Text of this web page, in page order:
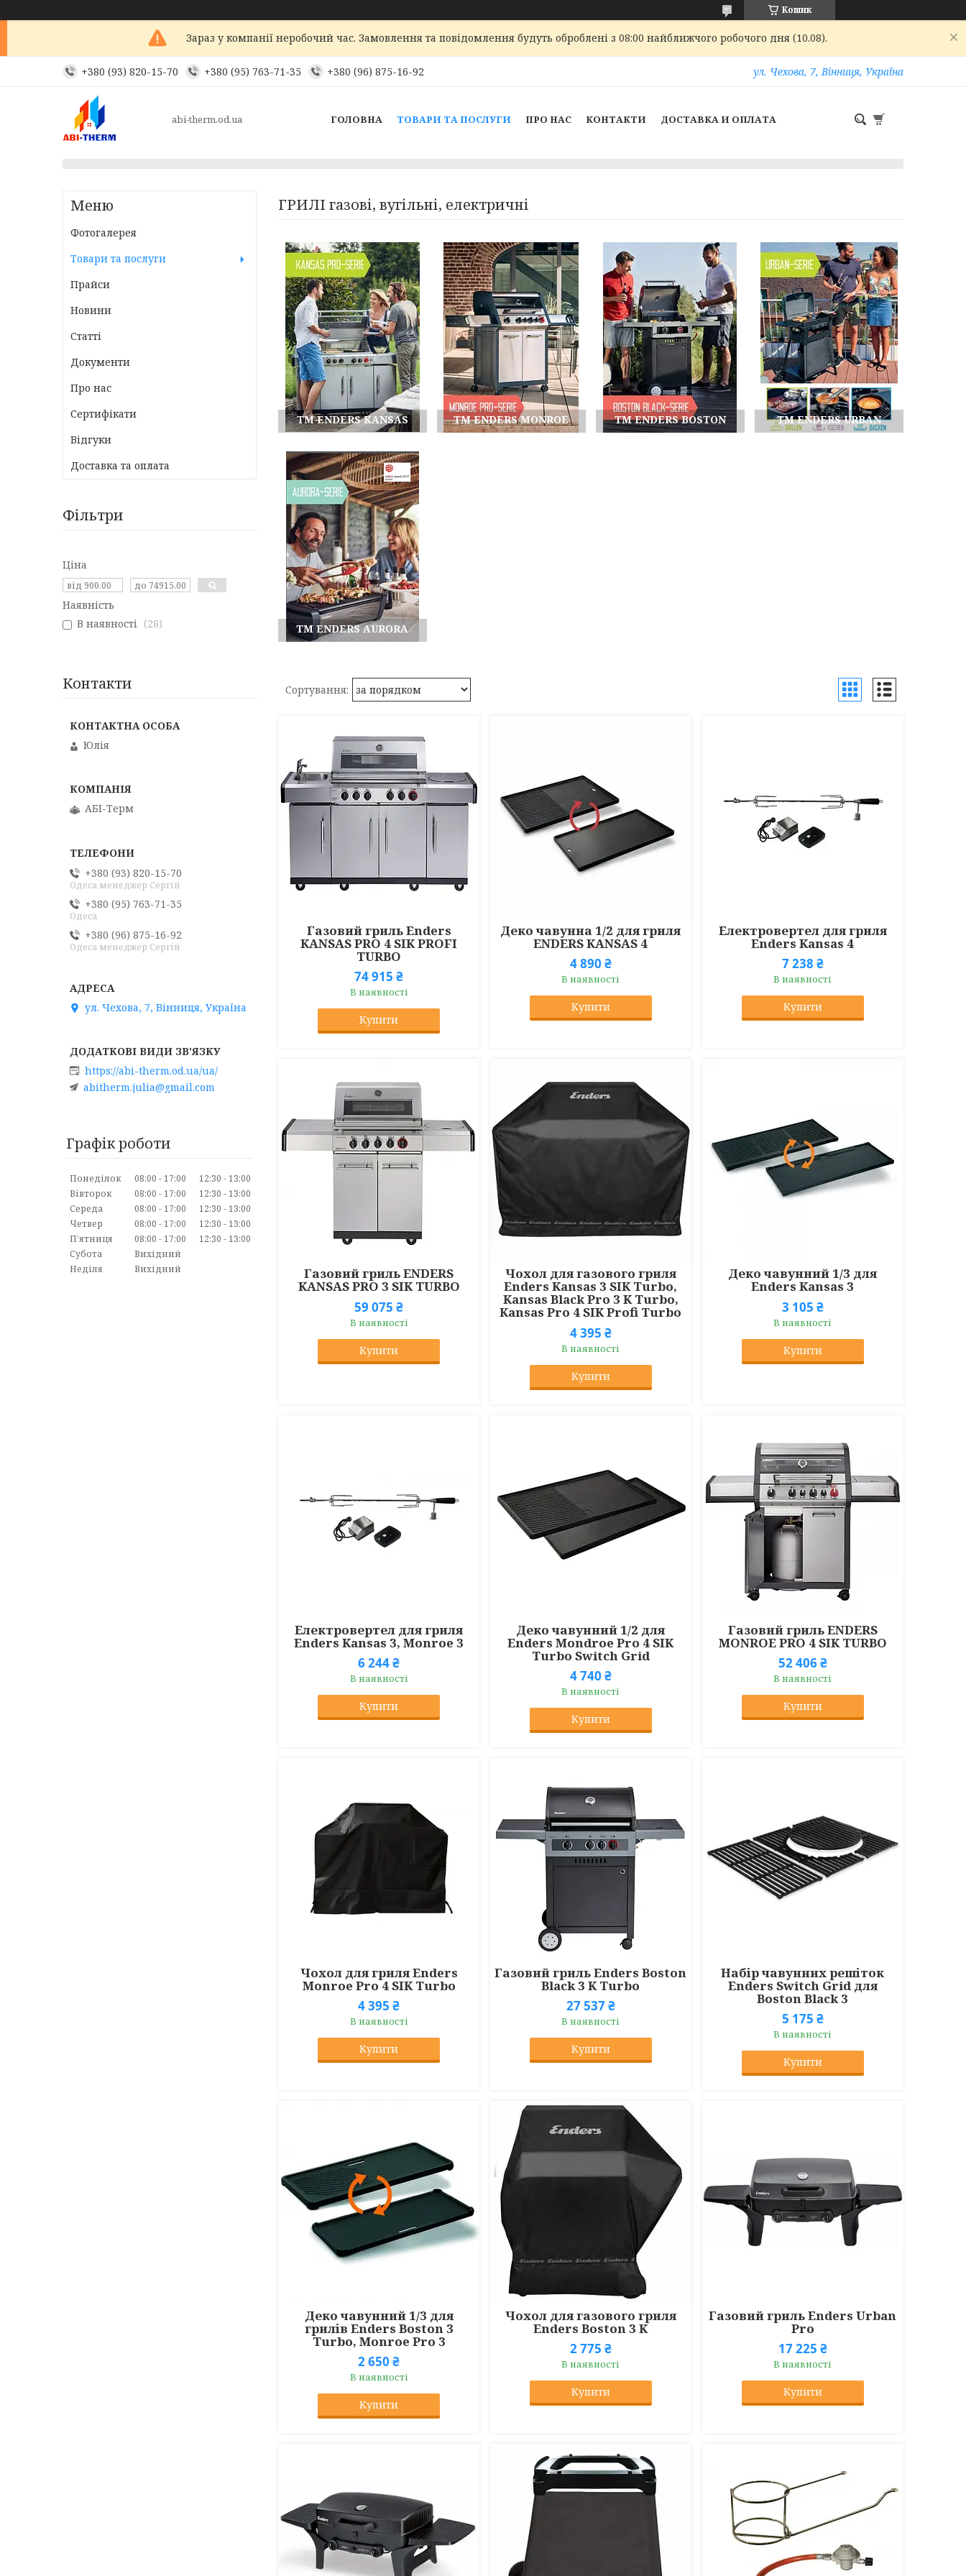
Кошик
Зараз у компанії неробочий час. Замовлення та повідомлення будуть оброблені з 08:00 найближчого робочого дня (10.08).
+380 (93) 820-15-70 +380 (95) 763-71-35 +380 (96) 875-16-92 ул. Чехова, 7, Вінниця, Україна
abi-therm.od.ua ГОЛОВНА ТОВАРИ ТА ПОСЛУГИ ПРО НАС КОНТАКТИ ДОСТАВКА И ОПЛАТА
ГРИЛІ газові, вугільні, електричні
TM ENDERS KANSAS TM ENDERS MONROE TM ENDERS BOSTON TM ENDERS URBAN
TM ENDERS AURORA
Газовий гриль Enders
KANSAS PRO 4 SIK PROFI
TURBO
74 915 ₴
В наявності
Купити
Деко чавунна 1/2 для гриля
ENDERS KANSAS 4
4 890 ₴
В наявності
Купити
Електровертел для гриля
Enders Kansas 4
7 238 ₴
В наявності
Купити
Газовий гриль ENDERS
KANSAS PRO 3 SIK TURBO
59 075 ₴
В наявності
Купити
Чохол для газового гриля
Enders Kansas 3 SIK Turbo,
Kansas Black Pro 3 K Turbo,
Kansas Pro 4 SIK Profi Turbo
4 395 ₴
В наявності
Купити
Деко чавунний 1/3 для
Enders Kansas 3
3 105 ₴
В наявності
Купити
Електровертел для гриля
Enders Kansas 3, Monroe 3
6 244 ₴
В наявності
Купити
Деко чавунний 1/2 для
Enders Mondroe Pro 4 SIK
Turbo Switch Grid
4 740 ₴
В наявності
Купити
Газовий гриль ENDERS
MONROE PRO 4 SIK TURBO
52 406 ₴
В наявності
Купити
Чохол для гриля Enders
Monroe Pro 4 SIK Turbo
4 395 ₴
В наявності
Купити
Газовий гриль Enders Boston
Black 3 K Turbo
27 537 ₴
В наявності
Купити
Набір чавунних решіток
Enders Switch Grid для
Boston Black 3
5 175 ₴
В наявності
Купити
Деко чавунний 1/3 для
грилів Enders Boston 3
Turbo, Monroe Pro 3
2 650 ₴
В наявності
Купити
Чохол для газового гриля
Enders Boston 3 K
2 775 ₴
В наявності
Купити
Газовий гриль Enders Urban
Pro
17 225 ₴
В наявності
Купити
Фотогалерея
Товари та послуги
Прайси
Новини
Статті
Документи
Про нас
Сертифікати
Відгуки
Доставка та оплата
Фільтри
Ціна
Наявність
В наявності
28
Контакти
Юлія
АБІ-Терм
+380 (93) 820-15-70
Одеса менеджер Сергій
+380 (95) 763-71-35
Одеса
+380 (96) 875-16-92
Одеса менеджер Сергій
ул. Чехова, 7, Вінниця, Україна
https://abi-therm.od.ua/ua/
abitherm.julia@gmail.com
Графік роботи
Понеділок 08:00 17:00 12:30
13:00
Вівторок
08:00 17:00 12:30
13:00
Середа
08:00 17:00 12:30
13:00
Четвер
08:00 17:00 12:30
13:00
Пʼятниця
08:00 17:00 12:30
13:00
Субота
Вихідний
Неділя
Вихідний